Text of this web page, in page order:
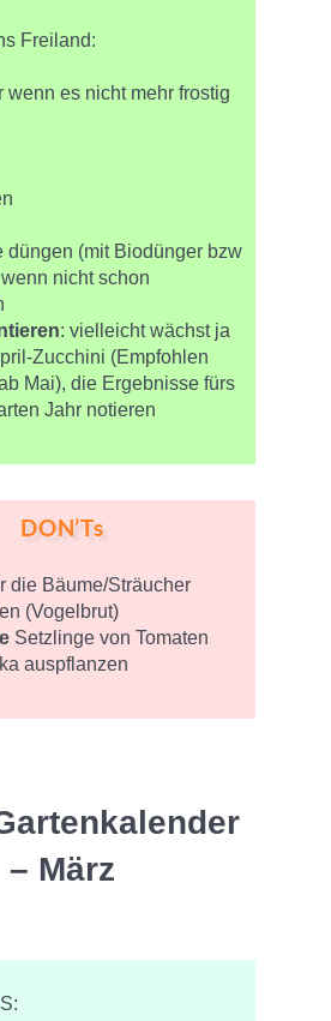
Freiland:
wenn es nicht mehr frostig
düngen (mit Biodünger bzw
nicht schon
: vielleicht wächst ja
Zucchini (Empfohlen
Mai), die Ergebnisse fürs
Jahr notieren
DON’Ts
die Bäume/Sträucher
(Vogelbrut)
Setzlinge von Tomaten
auspflanzen
– März